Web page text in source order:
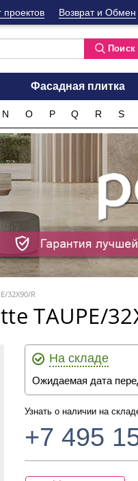
проектов Возврат и Обмен
Поиск
Фасадная плитка
N O P Q R S
32X90/R
TAUPE/
На складе
Ожидаемая дата
Узнать о наличии на
+7 495